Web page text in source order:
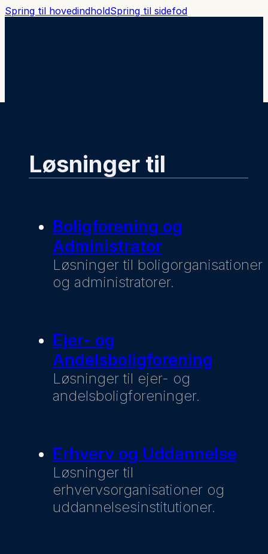
Spring til hovedindholdSpring til sidefod
Løsninger til
Boligforening og
Administrator
Løsninger til boligorganisationer
og administratorer.
Ejer- og
Andelsboligforening
Løsninger til ejer- og
andelsboligforeninger.
Erhverv og Uddannelse
Løsninger til
erhvervsorganisationer og
uddannelsesinstitutioner.